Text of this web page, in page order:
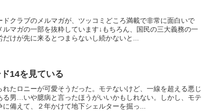
クラブのメルマガが、ツッコミどころ満載で非常に面白いで
マガの一部を抜粋しています↓もちろん、国民の三大義務の一
けが先に来るとつまらないし続かないと...
14を見ている
れたロニーが可愛そうだった。モテないけど、一線を超える悪じ
る男…いや臆病と言ったほうがいいかもしれない。しかし、モテ
備えて、２年かけて地下シェルターを掘っ...